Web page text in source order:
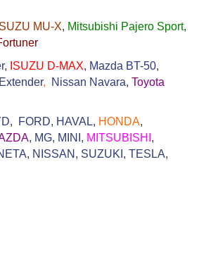
ISUZU MU-X, Mitsubishi Pajero Sport,
, ISUZU D-MAX, Mazda BT-50,
, Nissan Navara, Toyota
, FORD, HAVAL, HONDA,
, MG, MINI , MITSUBISHI ,
, NISSAN , SUZUKI , TESLA,